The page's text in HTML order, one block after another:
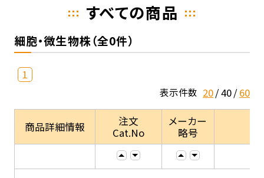
すべての商品
細胞・微生物株（全0件）
1
表示件数 20 40 60
商品詳細情報
注文
Cat.No
メーカー
略号